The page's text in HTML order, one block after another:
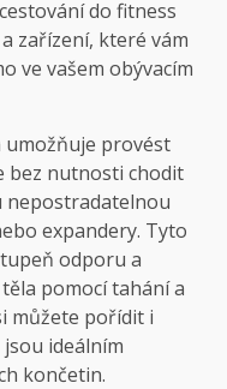
do fitness
zařízení, které vám
ve vašem obývacím
umožňuje provést
bez nutnosti chodit
nepostradatelnou
expandery. Tyto
odporu a
pomocí tahání a
můžete pořídit i
ideálním
končetin.